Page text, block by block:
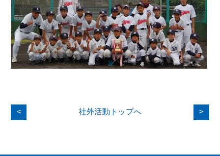
< >
社外活動トップへ